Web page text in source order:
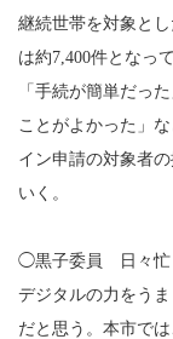
継続世帯を対象と
は約7,400件となっ
「手続が簡単だっ
ことがよかった」
イン申請の対象者
いく。
◯黒子委員 日々忙
デジタルの力をう
だと思う。本市で